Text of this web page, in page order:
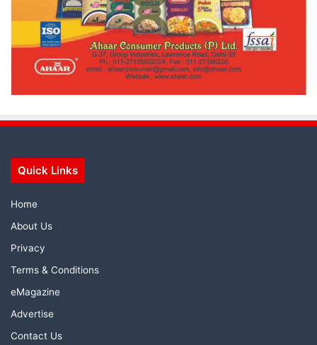
Quick Links
Home
About Us
Privacy
Terms & Conditions
eMagazine
Advertise
Contact Us